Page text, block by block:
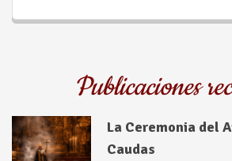
Publicaciones
La Ceremonia del
Caudas